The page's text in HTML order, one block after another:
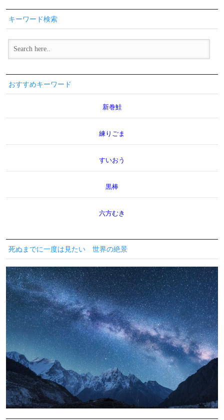
キーワード検索
おすすめキーワード
新巻鮭
練りごま
すいおう
黒棒
六方むき
死ぬまでに一度は見たい 世界の絶景